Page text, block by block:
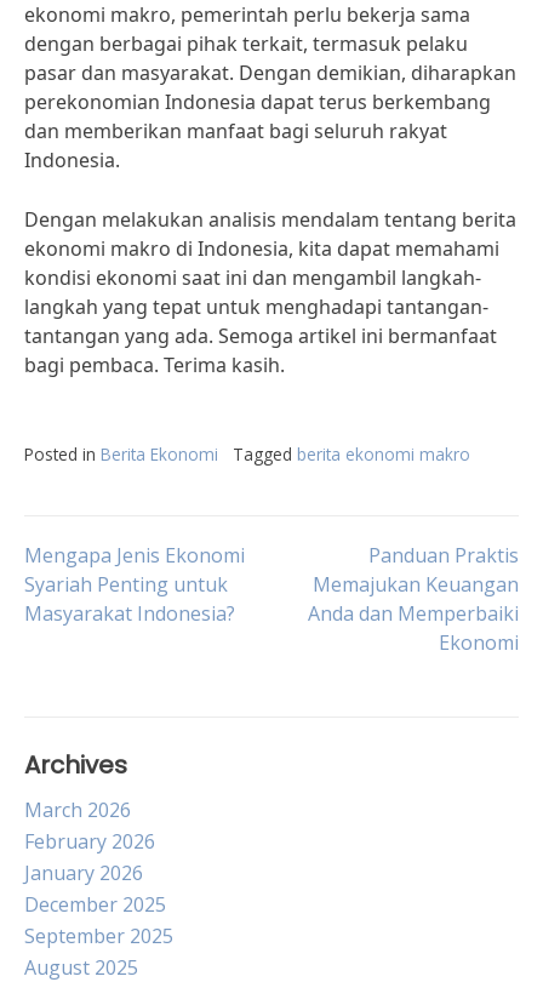
ekonomi makro, pemerintah perlu bekerja sama
dengan berbagai pihak terkait, termasuk pelaku
pasar dan masyarakat. Dengan demikian, diharapkan
perekonomian Indonesia dapat terus berkembang
dan memberikan manfaat bagi seluruh rakyat
Indonesia.
Dengan melakukan analisis mendalam tentang berita
ekonomi makro di Indonesia, kita dapat memahami
kondisi ekonomi saat ini dan mengambil langkah-
langkah yang tepat untuk menghadapi tantangan-
tantangan yang ada. Semoga artikel ini bermanfaat
bagi pembaca. Terima kasih.
Posted in Berita Ekonomi Tagged berita ekonomi makro
Post
navigation
Mengapa Jenis Ekonomi
Syariah Penting untuk
Masyarakat Indonesia?
Panduan Praktis
Memajukan Keuangan
Anda dan Memperbaiki
Ekonomi
Archives
March 2026
February 2026
January 2026
December 2025
September 2025
August 2025